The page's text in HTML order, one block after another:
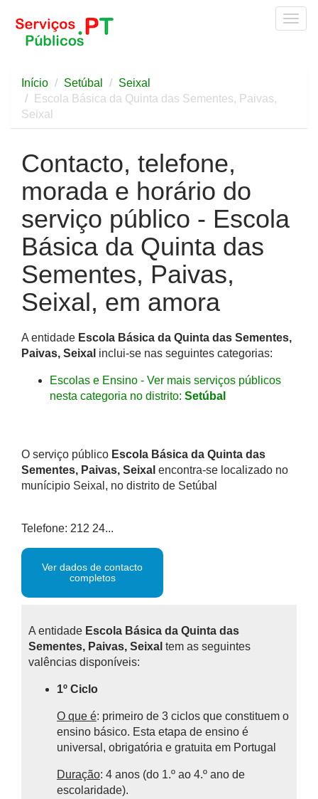
Início Setúbal
Seixal
Escola Básica da Quinta das Sementes, Paivas,
Seixal
Contacto, telefone,
morada e horário do
serviço público - Escola
Básica da Quinta das
Sementes, Paivas,
Seixal, em amora
A entidade Escola Básica da Quinta das Sementes,
Paivas, Seixal inclui-se nas seguintes categorias:
Escolas e Ensino - Ver mais serviços públicos
nesta categoria no distrito: Setúbal
O serviço público Escola Básica da Quinta das
Sementes, Paivas, Seixal encontra-se localizado no
munícipio Seixal, no distrito de Setúbal
Telefone: 212 24...
Ver dados de contacto
completos
A entidade Escola Básica da Quinta das
Sementes, Paivas, Seixal tem as seguintes
valências disponíveis:
1º Ciclo
O que é: primeiro de 3 ciclos que constituem o
ensino básico. Esta etapa de ensino é
universal, obrigatória e gratuita em Portugal
Duração: 4 anos (do 1.º ao 4.º ano de
escolaridade).